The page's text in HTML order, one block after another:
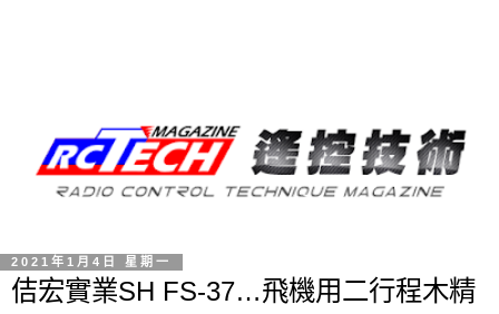
2021年1月4日 星期一
佶宏實業SH FS-37…飛機用二行程木精